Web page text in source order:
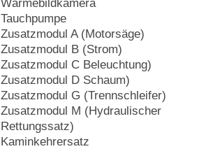
Wärmebildkamera
Tauchpumpe
Zusatzmodul A (Motorsäge)
Zusatzmodul B (Strom)
Zusatzmodul C Beleuchtung)
Zusatzmodul D Schaum)
Zusatzmodul G (Trennschleifer)
Zusatzmodul M (Hydraulischer
Rettungssatz)
Kaminkehrersatz